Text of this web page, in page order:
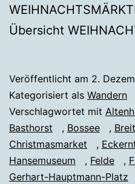
Übersicht
Veröffentlicht am 2.
Kategorisiert als Wandern
Verschlagwortet mit
Basthorst
, Bossee ,
Christmasmarket
,
Hansemuseum
, Felde ,
Gerhart-Hauptmann-Platz